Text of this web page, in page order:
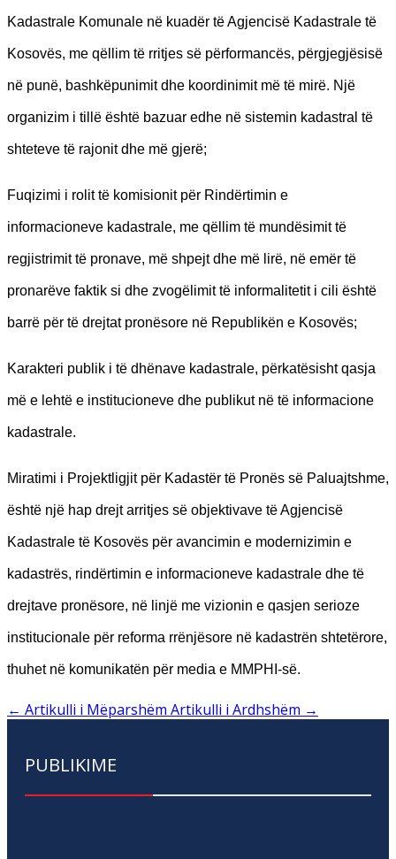
Kadastrale Komunale në kuadër të Agjencisë Kadastrale të
Kosovës, me qëllim të rritjes së përformancës, përgjegjësisë
në punë, bashkëpunimit dhe koordinimit më të mirë. Një
organizim i tillë është bazuar edhe në sistemin kadastral të
shteteve të rajonit dhe më gjerë;
Fuqizimi i rolit të komisionit për Rindërtimin e
informacioneve kadastrale, me qëllim të mundësimit të
regjistrimit të pronave, më shpejt dhe më lirë, në emër të
pronarëve faktik si dhe zvogëlimit të informalitetit i cili është
barrë për të drejtat pronësore në Republikën e Kosovës;
Karakteri publik i të dhënave kadastrale, përkatësisht qasja
më e lehtë e institucioneve dhe publikut në të informacione
kadastrale.
Miratimi i Projektligjit për Kadastër të Pronës së Paluajtshme,
është një hap drejt arritjes së objektivave të Agjencisë
Kadastrale të Kosovës për avancimin e modernizimin e
kadastrës, rindërtimin e informacioneve kadastrale dhe të
drejtave pronësore, në linjë me vizionin e qasjen serioze
institucionale për reforma rrënjësore në kadastrën shtetërore,
thuhet në komunikatën për media e MMPHI-së.
← Artikulli i Mëparshëm Artikulli i Ardhshëm →
PUBLIKIME